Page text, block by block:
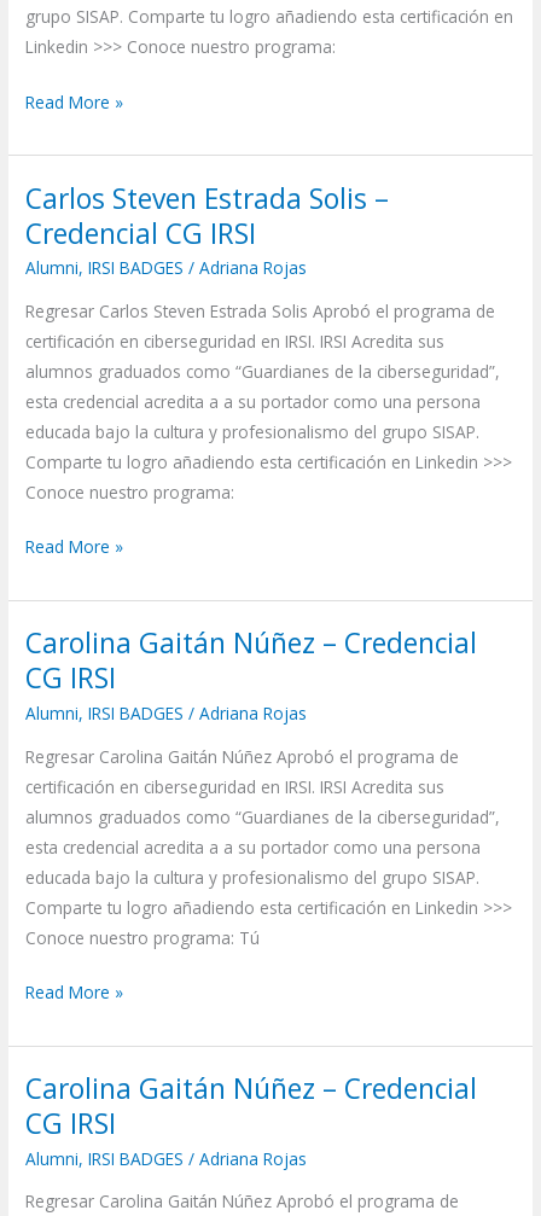
grupo SISAP. Comparte tu logro añadiendo esta certificación en
Linkedin >>> Conoce nuestro programa:
Read More »
Carlos Steven Estrada Solis –
Credencial CG IRSI
Alumni,IRSI BADGES /Adriana Rojas
Regresar Carlos Steven Estrada Solis Aprobó el programa de
certificación en ciberseguridad en IRSI. IRSI Acredita sus
alumnos graduados como “Guardianes de la ciberseguridad”,
esta credencial acredita a a su portador como una persona
educada bajo la cultura y profesionalismo del grupo SISAP.
Comparte tu logro añadiendo esta certificación en Linkedin >>>
Conoce nuestro programa:
Carlos
Steven
–
Credencial
CG
IRSI
Read More »
Carolina Gaitán Núñez – Credencial
CG IRSI
Alumni,IRSI BADGES /Adriana Rojas
Regresar Carolina Gaitán Núñez Aprobó el programa de
certificación en ciberseguridad en IRSI. IRSI Acredita sus
alumnos graduados como “Guardianes de la ciberseguridad”,
esta credencial acredita a a su portador como una persona
educada bajo la cultura y profesionalismo del grupo SISAP.
Comparte tu logro añadiendo esta certificación en Linkedin >>>
Conoce nuestro programa: Tú
Carolina
Gaitán
Credencial
CG
IRSI
Read More »
Carolina Gaitán Núñez – Credencial
CG IRSI
Alumni,IRSI BADGES /Adriana Rojas
Regresar Carolina Gaitán Núñez Aprobó el programa de
Carolina
Gaitán
Credencial